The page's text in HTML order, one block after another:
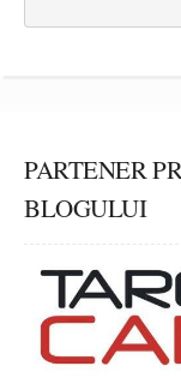
PARTENER
BLOGULUI